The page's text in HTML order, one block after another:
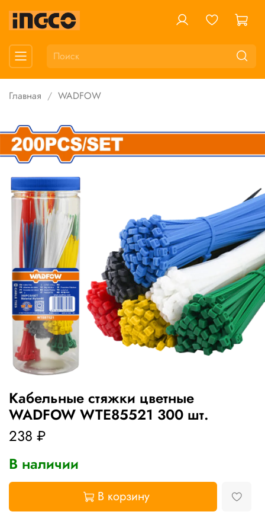
Главная WADFOW
Кабельные стяжки цветные
WADFOW WTE85521 300 шт.
238 ₽
В наличии
В корзину